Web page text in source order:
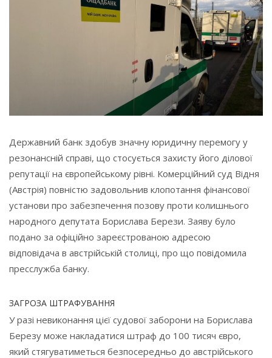
Державний банк здобув значну юридичну перемогу у
резонансній справі, що стосується захисту його ділової
репутації на європейському рівні. Комерційний суд Відня
(Австрія) повністю задовольнив клопотання фінансової
установи про забезпечення позову проти колишнього
народного депутата Борислава Берези. Заяву було
подано за офіційно зареєстрованою адресою
відповідача в австрійській столиці, про що повідомила
пресслужба банку.
ЗАГРОЗА ШТРАФУВАННЯ
У разі невиконання цієї судової заборони на Борислава
Березу може накладатися штраф до 100 тисяч євро,
який стягуватиметься безпосередньо до австрійського